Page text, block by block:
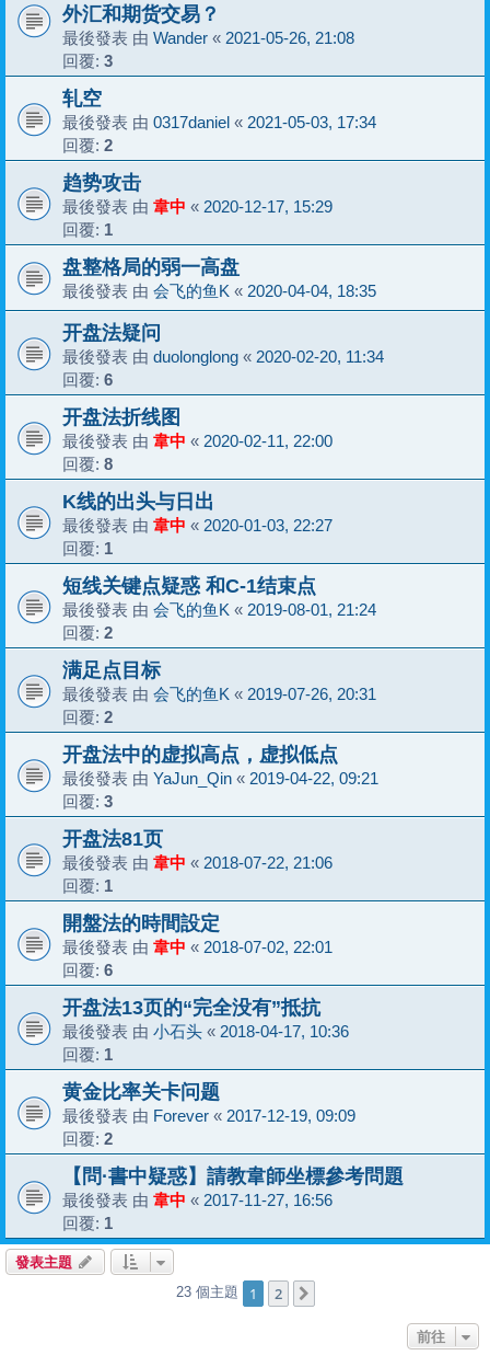
外汇和期货交易？
最後發表 由 Wander « 2021-05-26, 21:08
回覆: 3
轧空
最後發表 由 0317daniel « 2021-05-03, 17:34
回覆: 2
趋势攻击
最後發表 由 韋中 « 2020-12-17, 15:29
回覆: 1
盘整格局的弱一高盘
最後發表 由 会飞的鱼K « 2020-04-04, 18:35
开盘法疑问
最後發表 由 duolonglong « 2020-02-20, 11:34
回覆: 6
开盘法折线图
最後發表 由 韋中 « 2020-02-11, 22:00
回覆: 8
K线的出头与日出
最後發表 由 韋中 « 2020-01-03, 22:27
回覆: 1
短线关键点疑惑 和C-1结束点
最後發表 由 会飞的鱼K « 2019-08-01, 21:24
回覆: 2
满足点目标
最後發表 由 会飞的鱼K « 2019-07-26, 20:31
回覆: 2
开盘法中的虚拟高点，虚拟低点
最後發表 由 YaJun_Qin « 2019-04-22, 09:21
回覆: 3
开盘法81页
最後發表 由 韋中 « 2018-07-22, 21:06
回覆: 1
開盤法的時間設定
最後發表 由 韋中 « 2018-07-02, 22:01
回覆: 6
开盘法13页的“完全没有”抵抗
最後發表 由 小石头 « 2018-04-17, 10:36
回覆: 1
黄金比率关卡问题
最後發表 由 Forever « 2017-12-19, 09:09
回覆: 2
【問·書中疑惑】請教韋師坐標參考問題
最後發表 由 韋中 « 2017-11-27, 16:56
回覆: 1
發表主題
23 個主題 1 2
前往